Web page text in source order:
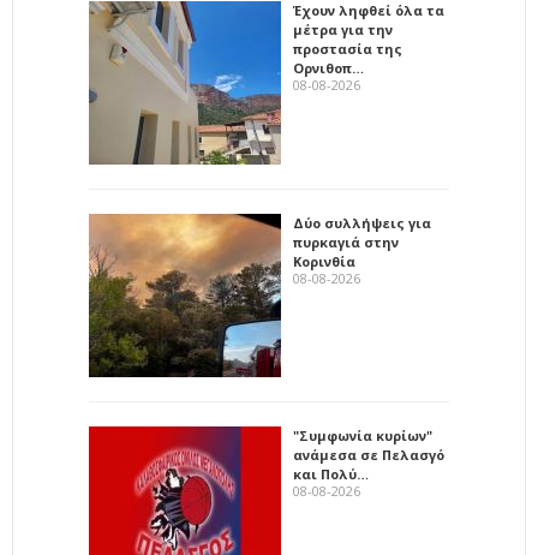
Έχουν ληφθεί όλα τα
μέτρα για την
προστασία της
Ορνιθοπ…
08-08-2026
Δύο συλλήψεις για
πυρκαγιά στην
Κορινθία
08-08-2026
"Συμφωνία κυρίων"
ανάμεσα σε Πελασγό
και Πολύ…
08-08-2026